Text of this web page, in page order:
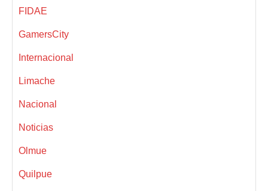
FIDAE
GamersCity
Internacional
Limache
Nacional
Noticias
Olmue
Quilpue